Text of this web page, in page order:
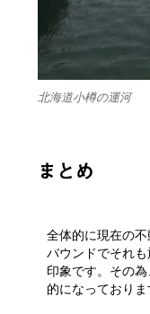
北海道小樽の運河
まとめ
全体的に現在の
バウンドでそれ
印象です。その
的になっており